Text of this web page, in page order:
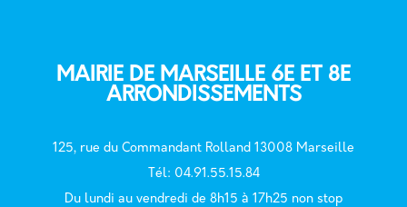
MAIRIE DE MARSEILLE 6E ET 8E
ARRONDISSEMENTS
125, rue du Commandant Rolland 13008 Marseille
Tél: 04.91.55.15.84
Du lundi au vendredi de 8h15 à 17h25 non stop